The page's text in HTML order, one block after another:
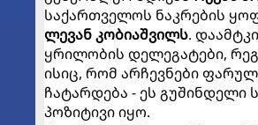
საქართველოს ნაკრების
ლევან კობიაშვილს.
ყრილობის დელეგატები,
ისიც, რომ არჩევნები
ჩატარდება - ეს გუშინდელი
პოზიტივი იყო.